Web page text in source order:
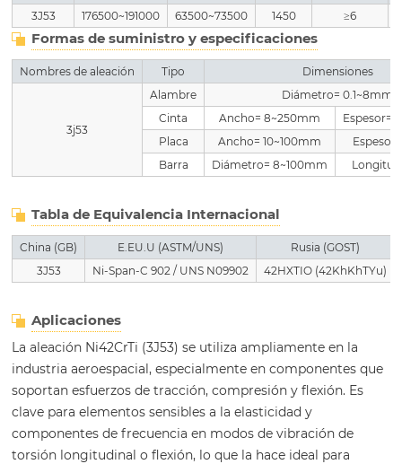
3J53 176500~191000 63500~73500 1450 ≥6
Formas de suministro y especificaciones
Nombres de aleación Tipo Dimensiones
3j53
Alambre
Diámetro= 0.1~8mm
Cinta
Ancho= 8~250mm
Espesor=
Placa
Ancho= 10~100mm
Barra
Diámetro= 8~100mm
Tabla de Equivalencia Internacional
China (GB) E.EU.U (ASTM/UNS)
Rusia (GOST)
3J53
Ni-Span-C 902 / UNS N09902 42HXTIO (42KhKhTYu)
Aplicaciones
La aleación Ni42CrTi (3J53) se utiliza ampliamente en la
industria aeroespacial, especialmente en componentes que
soportan esfuerzos de tracción, compresión y flexión. Es
clave para elementos sensibles a la elasticidad y
componentes de frecuencia en modos de vibración de
torsión longitudinal o flexión, lo que la hace ideal para